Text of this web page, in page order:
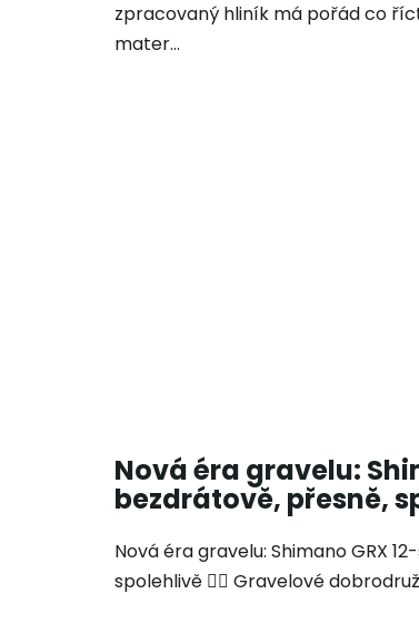
zpracovaný hliník má pořád co
mater...
Nová éra gravelu:
bezdrátově, přesně,
Nová éra gravelu: Shimano GRX
spolehlivě 🚴‍♀️ Gravelové